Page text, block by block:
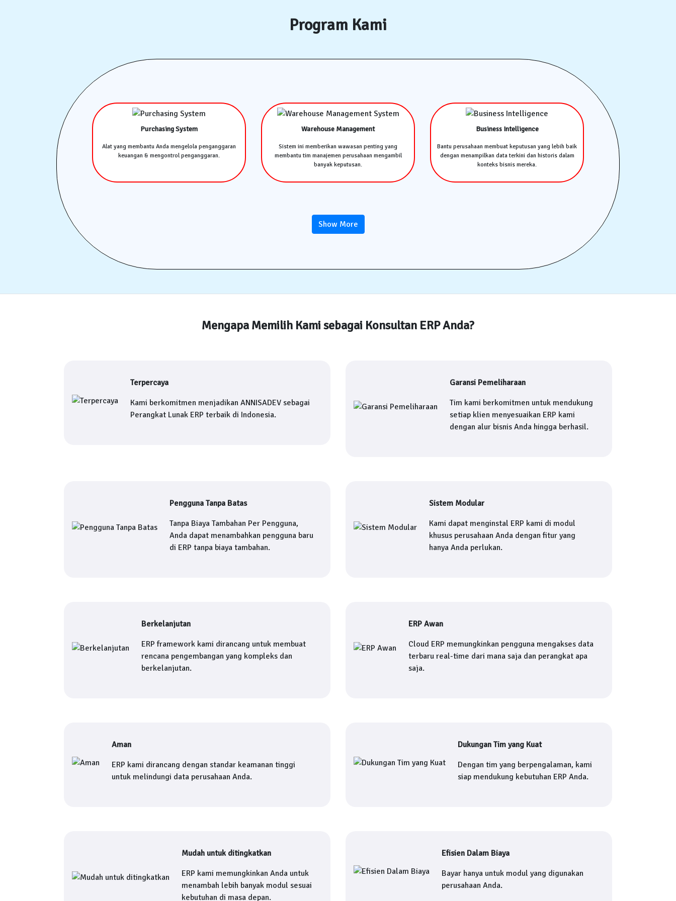
Program Kami
Purchasing System
Alat yang membantu Anda mengelola penganggaran
keuangan & mengontrol penganggaran.
Warehouse Management
Sistem ini memberikan wawasan penting yang
membantu tim manajemen perusahaan mengambil
banyak keputusan.
Business Intelligence
Bantu perusahaan membuat keputusan yang lebih baik
dengan menampilkan data terkini dan historis dalam
konteks bisnis mereka.
Show More
Mengapa Memilih Kami sebagai Konsultan ERP Anda?
Terpercaya
Kami berkomitmen menjadikan ANNISADEV sebagai
Perangkat Lunak ERP terbaik di Indonesia.
Garansi Pemeliharaan
Tim kami berkomitmen untuk mendukung
setiap klien menyesuaikan ERP kami
dengan alur bisnis Anda hingga berhasil.
Pengguna Tanpa Batas
Tanpa Biaya Tambahan Per Pengguna,
Anda dapat menambahkan pengguna baru
di ERP tanpa biaya tambahan.
Sistem Modular
Kami dapat menginstal ERP kami di modul
khusus perusahaan Anda dengan fitur yang
hanya Anda perlukan.
Berkelanjutan
ERP framework kami dirancang untuk membuat
rencana pengembangan yang kompleks dan
berkelanjutan.
ERP Awan
Cloud ERP memungkinkan pengguna mengakses data
terbaru real-time dari mana saja dan perangkat apa
saja.
Aman
ERP kami dirancang dengan standar keamanan tinggi
untuk melindungi data perusahaan Anda.
Dukungan Tim yang Kuat
Dengan tim yang berpengalaman, kami
siap mendukung kebutuhan ERP Anda.
Mudah untuk ditingkatkan
ERP kami memungkinkan Anda untuk
menambah lebih banyak modul sesuai
kebutuhan di masa depan.
Efisien Dalam Biaya
Bayar hanya untuk modul yang digunakan
perusahaan Anda.